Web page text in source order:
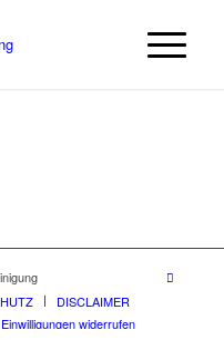
DISCLAIMER
Einwilligungen widerrufen